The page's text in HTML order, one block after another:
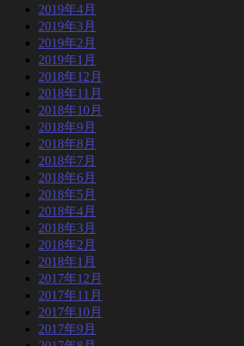
2019年4月
2019年3月
2019年2月
2019年1月
2018年12月
2018年11月
2018年10月
2018年9月
2018年8月
2018年7月
2018年6月
2018年5月
2018年4月
2018年3月
2018年2月
2018年1月
2017年12月
2017年11月
2017年10月
2017年9月